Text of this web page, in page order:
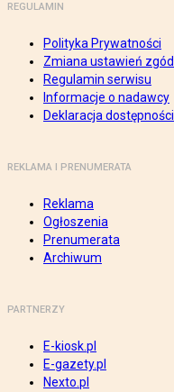
REGULAMIN
Polityka Prywatności
Zmiana ustawień zgód
Regulamin serwisu
Informacje o nadawcy
Deklaracja dostępności
REKLAMA I PRENUMERATA
Reklama
Ogłoszenia
Prenumerata
Archiwum
PARTNERZY
E-kiosk.pl
E-gazety.pl
Nexto.pl